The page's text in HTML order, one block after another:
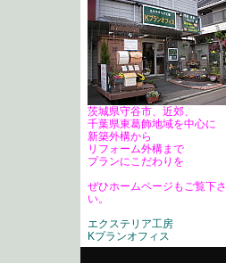
茨城県守谷市、近郊、
千葉県東葛飾地域を中心に
新築外構から
リフォーム外構まで
プランにこだわりを
ぜひホームページもご覧下さ
い。
エクステリア工房
Kプランオフィス